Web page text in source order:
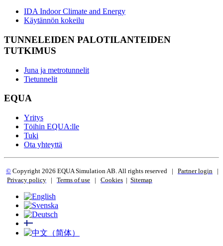
IDA Indoor Climate and Energy
Käytännön kokeilu
TUNNELEIDEN PALOTILANTEIDEN
TUTKIMUS
Juna ja metrotunnelit
Tietunnelit
EQUA
Yritys
Töihin EQUA:lle
Tuki
Ota yhteyttä
© Copyright 2026 EQUA Simulation AB. All rights reserved | Partner login
|
Privacy policy | Terms of use | Cookies | Sitemap